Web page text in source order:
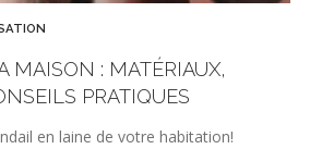
MAISON : MATÉRIAUX,
PRATIQUES
en laine de votre habitation!